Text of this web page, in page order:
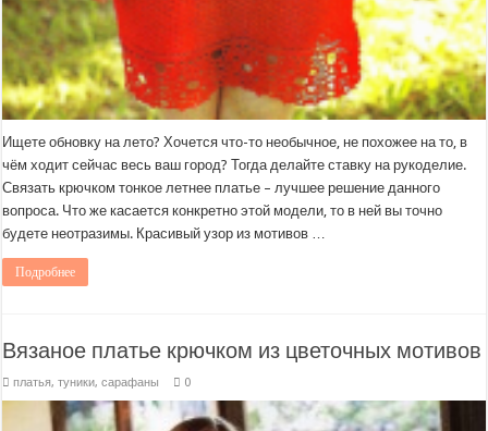
Ищете обновку на лето? Хочется что-то необычное, не похожее на то, в
чём ходит сейчас весь ваш город? Тогда делайте ставку на рукоделие.
Связать крючком тонкое летнее платье – лучшее решение данного
вопроса. Что же касается конкретно этой модели, то в ней вы точно
будете неотразимы. Красивый узор из мотивов …
Подробнее
Вязаное платье крючком из цветочных мотивов
платья, туники, сарафаны 0